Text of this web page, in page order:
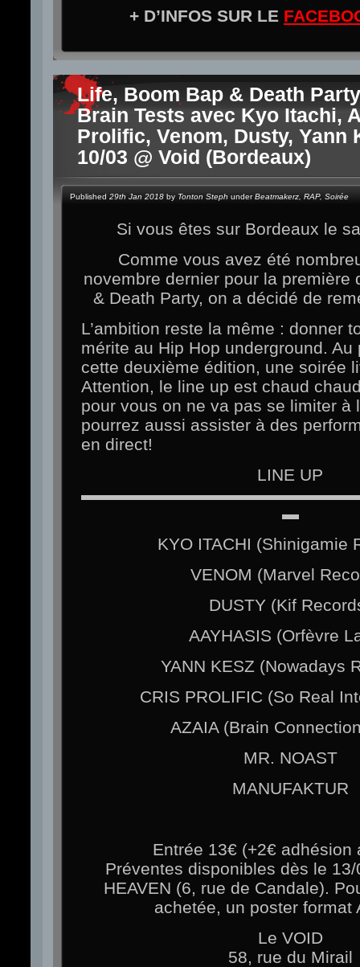
+ D’INFOS SUR LE
Life, Boom Bap & Death
Brain Tests avec Kyo Itachi,
Prolific, Venom, Dusty, Yann
10/03 @ Void (Bordeaux)
Published 29th Jan 2018 by Tonton Steph underBeatmakerz RAP, Soirée
Si vous êtes sur Bordeaux le
Comme vous avez été
novembre dernier pour la première
& Death Party, on a décidé de
L’ambition reste la même : donner
mérite au Hip Hop underground. Au
cette deuxième édition, une soirée
Attention, le line up est chaud
pour vous on ne va pas se limiter à
pourrez aussi assister à des
en direct!
LINE UP
▬
KYO ITACHI (Shinigamie
VENOM (Marvel
DUSTY (Kif
AAYHASIS (Orfèvre
YANN KESZ (Nowadays
CRIS PROLIFIC (So Real
AZAIA (Brain
MR. NOAST
MANUFAKTUR
Entrée 13€ (+2€ adhésion
Préventes disponibles dès le
HEAVEN (6, rue de Candale).
achetée, un poster format
Le VOID
58, rue du Mirail